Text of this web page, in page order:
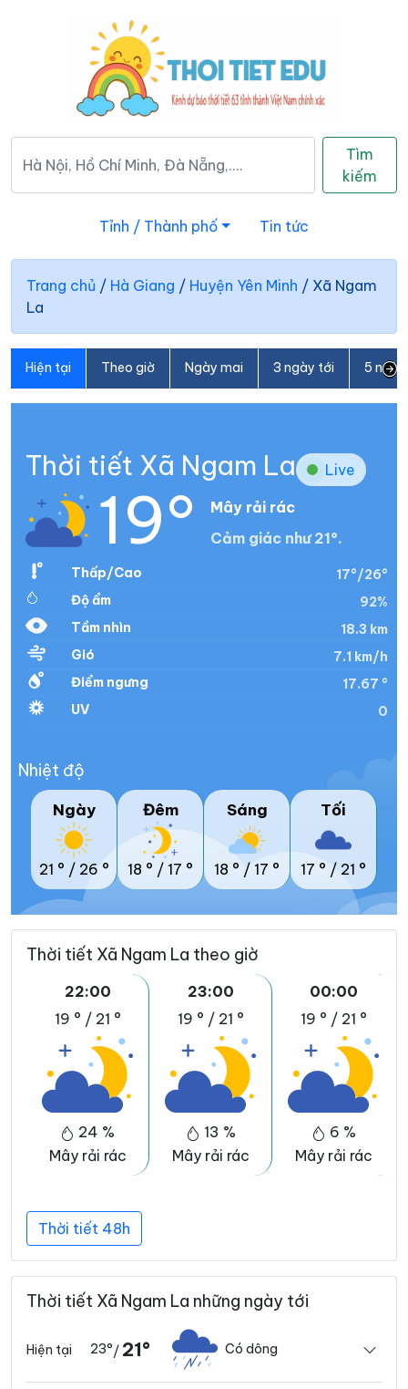
Tìm
kiếm
Tỉnh / Thành phố Tin tức
Trang chủ / Hà Giang / Huyện Yên Minh / Xã Ngam
La
Hiện tại Theo giờ Ngày mai 3 ngày tới 5
Thời tiết Xã Ngam La Live
19°
Mây rải rác
Cảm giác như 21°.
Thấp/Cao
17°/26°
Độ ẩm
92%
Tầm nhìn
18.3 km
Gió
7.1 km/h
Điểm ngưng
17.67 °
UV
0
Nhiệt độ
Ngày
21 ° / 26 °
Đêm
18 ° / 17 °
Sáng
18 ° / 17 °
Tối
17 ° / 21 °
Thời tiết Xã Ngam La theo giờ
22:00
19 ° / 21 °
24 %
Mây rải rác
23:00
19 ° / 21 °
13 %
Mây rải rác
00:00
19 ° / 21 °
6 %
Mây rải rác
Thời tiết 48h
Thời tiết Xã Ngam La những ngày tới
Hiện tại 23°/ 21° Có dông